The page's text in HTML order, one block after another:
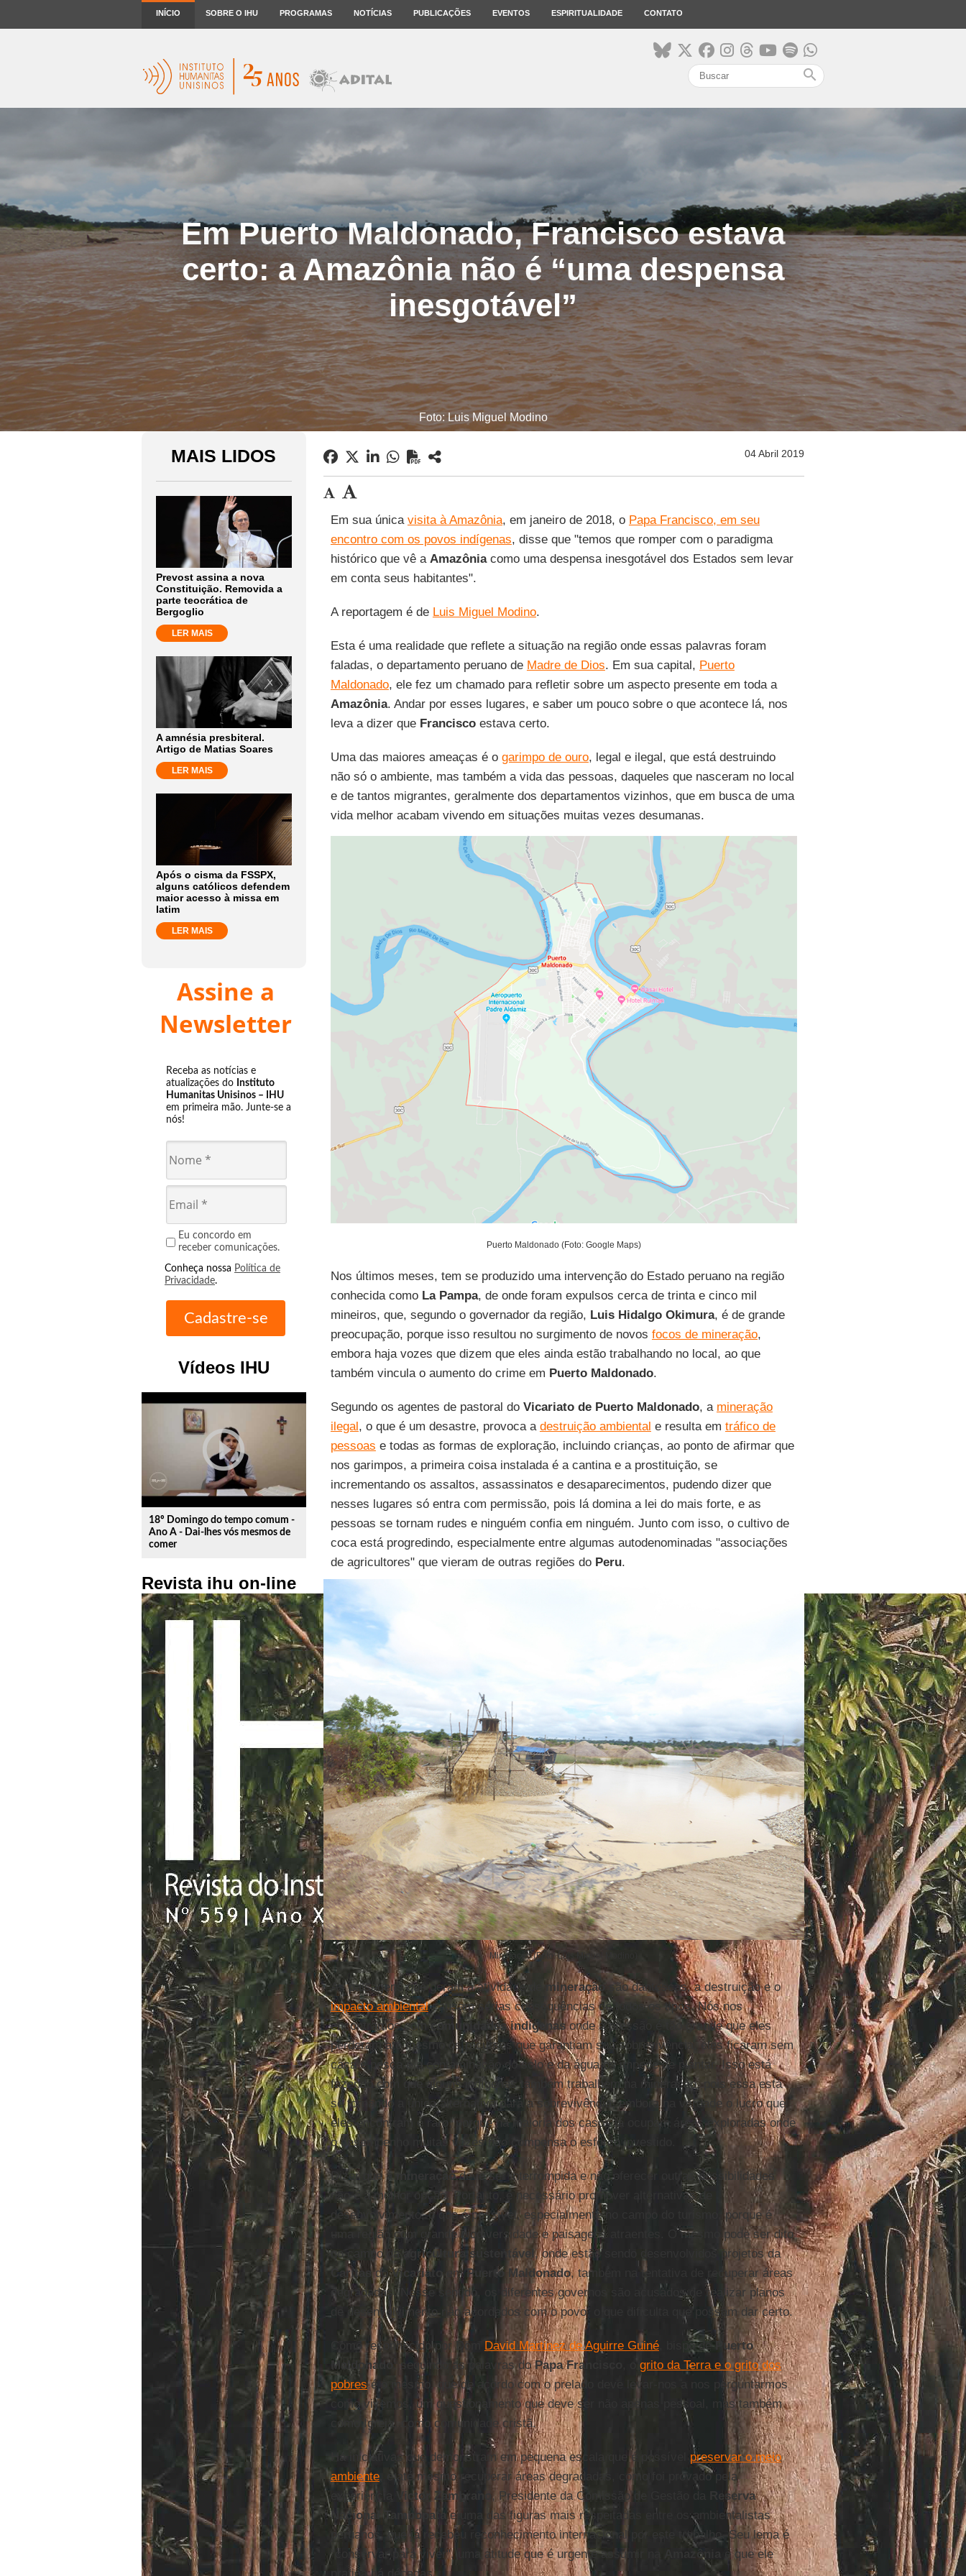
INÍCIO SOBRE O IHU PROGRAMAS NOTÍCIAS PUBLICAÇÕES EVENTOS ESPIRITUALIDADE CONTATO
search
Em Puerto Maldonado, Francisco estava
certo: a Amazônia não é “uma despensa
inesgotável”
Foto: Luis Miguel Modino
MAIS LIDOS
Prevost assina a nova
Constituição. Removida a
parte teocrática de
Bergoglio
LER MAIS
A amnésia presbiteral.
Artigo de Matias Soares
LER MAIS
Após o cisma da FSSPX,
alguns católicos defendem
maior acesso à missa em
latim
LER MAIS
Assine a
Newsletter
Receba as notícias e
atualizações do Instituto
Humanitas Unisinos – IHU
em primeira mão. Junte-se a
nós!
Eu concordo em
receber comunicações.
Conheça nossa Política de
Privacidade.
Vídeos IHU
play_circle_outline
18º Domingo do tempo comum -
Ano A - Dai-lhes vós mesmos de
comer
Revista ihu on-line
04 Abril 2019
Em sua única visita à Amazônia, em janeiro de 2018, o Papa Francisco, em seu
encontro com os povos indígenas, disse que "temos que romper com o paradigma
histórico que vê a Amazôniacomo uma despensa inesgotável dos Estados sem levar
em conta seus habitantes".
A reportagem é de Luis Miguel Modino.
Esta é uma realidade que reflete a situação na região onde essas palavras foram
faladas, o departamento peruano de Madre de Dios. Em sua capital, Puerto
Maldonado, ele fez um chamado para refletir sobre um aspecto presente em toda a
Amazônia. Andar por esses lugares, e saber um pouco sobre o que acontece lá, nos
leva a dizer que Franciscoestava certo.
Uma das maiores ameaças é o garimpo de ouro, legal e ilegal, que está destruindo
não só o ambiente, mas também a vida das pessoas, daqueles que nasceram no local
e de tantos migrantes, geralmente dos departamentos vizinhos, que em busca de uma
vida melhor acabam vivendo em situações muitas vezes desumanas.
Puerto Maldonado (Foto: Google Maps)
Nos últimos meses, tem se produzido uma intervenção do Estado peruano na região
conhecida como La Pampa, de onde foram expulsos cerca de trinta e cinco mil
mineiros, que, segundo o governador da região, Luis Hidalgo Okimura, é de grande
preocupação, porque isso resultou no surgimento de novos focos de mineração,
embora haja vozes que dizem que eles ainda estão trabalhando no local, ao que
também vincula o aumento do crime em Puerto Maldonado.
Segundo os agentes de pastoral do Vicariato de Puerto Maldonado, a mineração
ilegal , o que é um desastre, provoca a destruição ambiental e resulta em tráfico de
pessoas e todas as formas de exploração, incluindo crianças, ao ponto de afirmar que
nos garimpos, a primeira coisa instalada é a cantina e a prostituição, se
incrementando os assaltos, assassinatos e desaparecimentos, pudendo dizer que
nesses lugares só entra com permissão, pois lá domina a lei do mais forte, e as
pessoas se tornam rudes e ninguém confia em ninguém. Junto com isso, o cultivo de
coca está progredindo, especialmente entre algumas autodenominadas "associações
de agricultores" que vieram de outras regiões do Peru.
Mineração (Foto: Luis Miguel Modino)
As paisagens que geram a atividade de mineração
são dantescas, a destruição e o
impacto ambientalcausam sérias consequências de todos os tipos. Nós nos
encontramos comcomunidades indígenasonde a pressão é tão grande que eles
perderam até mesmo os recursos que garantiam sua sobrevivência, eles ficaram sem
caça e pesca e a contaminação do solo e da água os impede de plantar. Isso está
fazendo com que alguns indígenas também trabalhem na mineração, pois essa está
se tornando a única alternativa para a sobrevivência, embora na verdade o lucro que
eles encontram é raro, porque na maioria dos casos já ocupam áreas exploradas onde
o desempenho muitas vezes não compensa o esforço investido.
Dizer que a mineraçãodeve ser interrompida e não oferecer outras possibilidades
não é a melhor opção. Portanto, é necessário promover alternativas de
desenvolvimento, o que é possível, especialmente no campo do turismo, porque é
uma região com grande biodiversidade e paisagens atraentes. O mesmo pode ser dito
no campo da agricultura sustentável, onde estão sendo desenvolvidos projetos da
CaritasdoVicariato emPuerto Maldonado, também na tentativa de recuperar áreas
degradadas. Nesse sentido, os diferentes governos são acusados de realizar planos
de desenvolvimento não acordados com o povo, o que dificulta que possam dar certo.
Como reconhecido por Dom David Martinez de Aguirre Guiné, bispo de Puerto
Maldonado
, seguindo as palavras doPapa Francisco
grito da Terra e o grito dos
pobresé o mesmo, que de acordo com o prelado deve levar-nos a nos perguntarmos
como vivemos, um questionamento que deve ser não apenas pessoal, mas também
como Igreja, como comunidade cristã.
Há iniciativas que demonstram em pequena escala que é possível preservar o meio
ambiente, e até mesmo recuperar áreas degradadas, como foi provado pela
experiência
Victor Zambrano , Presidente da Comissão de Gestão da
Reserva
Nacional Tambopata e uma das figuras mais respeitadas entre os ambientalistas
peruanos, que já recebeu reconhecimento internacional por este trabalho. Seu lema é
"conservar para viver", uma atitude que é urgente assumir na
Amazônia
e que ele